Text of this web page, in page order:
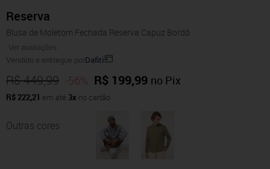
Reserva
Blusa de Moletom Fechada Reserva Capuz Bordô
Ver avaliações
Vendido e entregue porDafiti
R$ 449,99 -56% R$ 199,99 no Pix
R$ 222,21 em até 3x no cartão
Outras cores